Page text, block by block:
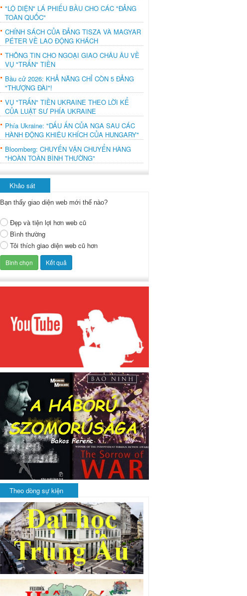
"LỘ DIỆN" LÁ PHIẾU BẦU CHO CÁC "ĐẢNG
TOÀN QUỐC"
CHÍNH SÁCH CỦA ĐẢNG TISZA VÀ MAGYAR
PÉTER VỀ LAO ĐỘNG KHÁCH
THÔNG TIN CHO NGOẠI GIAO CHÂU ÂU VỀ
VỤ "TRẤN" TIỀN
Bầu cử 2026: KHẢ NĂNG CHỈ CÒN 5 ĐẢNG
"THƯỢNG ĐÀI"!
VỤ "TRẤN" TIỀN UKRAINE THEO LỜI KỂ
CỦA LUẬT SƯ PHÍA UKRAINE
Phía Ukraine: "DẤU ẤN CỦA NGA SAU CÁC
HÀNH ĐỘNG KHIÊU KHÍCH CỦA HUNGARY"
Bloomberg: CHUYẾN VẬN CHUYỂN HÀNG
"HOÀN TOÀN BÌNH THƯỜNG"
Khảo sát
Bạn thấy giao diện web mới thế nào?
Đẹp và tiện lợi hơn web cũ
Bình thường
Tôi thích giao diện web cũ hơn
Theo dòng sự kiện